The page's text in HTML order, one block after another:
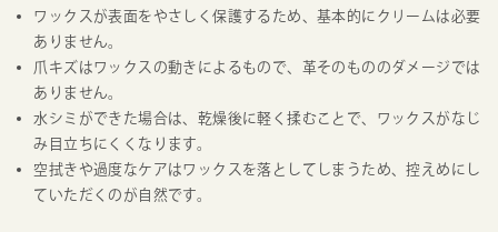
ワックスが表面をやさしく保護するため、基本的にクリームは必要
ありません。
爪キズはワックスの動きによるもので、革そのもののダメージでは
ありません。
水シミができた場合は、乾燥後に軽く揉むことで、ワックスがなじ
み目立ちにくくなります。
空拭きや過度なケアはワックスを落としてしまうため、控えめにし
ていただくのが自然です。